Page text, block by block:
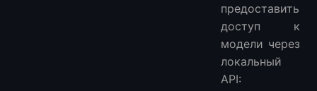
предоставить
доступ к
модели через
локальный
API: